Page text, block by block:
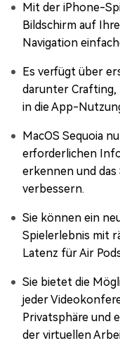
Mit der iPhone-
Bildschirm auf
Navigation
Es verfügt über
darunter Crafting,
in die App-
MacOS Sequoia
erforderlichen
erkennen und
verbessern.
Sie können ein
Spielerlebnis mit
Latenz für Air
Sie bietet die
jeder
Privatsphäre und
der virtuellen